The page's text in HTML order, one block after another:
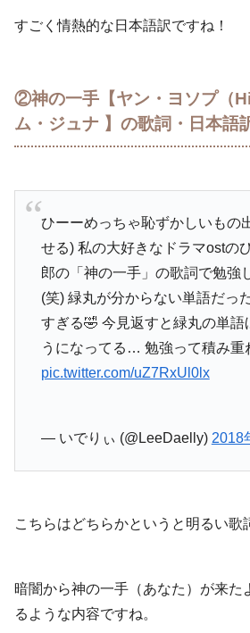
すごく情熱的な日本語訳ですね！
②神の一手【ヤン・ヨソプ（
ム・ジュナ 】の歌詞・日本語
ひーーめっちゃ恥ずかしいもの
せる) 私の大好きなドラマostの
郎の「神の一手」の歌詞で勉強
(笑) 緑丸が分からない単語だっ
すぎる🤣 今見返すと緑丸の単語
うになってる… 勉強って積み
pic.twitter.com/uZ7RxUl0lx
— いでりぃ (@LeeDaelly) 2018
こちらはどちらかというと明るい歌
暗闇から神の一手（あなた）が来た
るような内容ですね。